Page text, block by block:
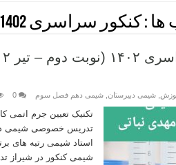
ها : کنکور سراسری 1402
,شیمی دبیرستان ,شیمی دهم فصل سوم 0
تکنیک تعیین جرم اتمی
تدریس خصوصی شیمی
استاد شیمی رتبه های
شیمی کنکور در شیراز